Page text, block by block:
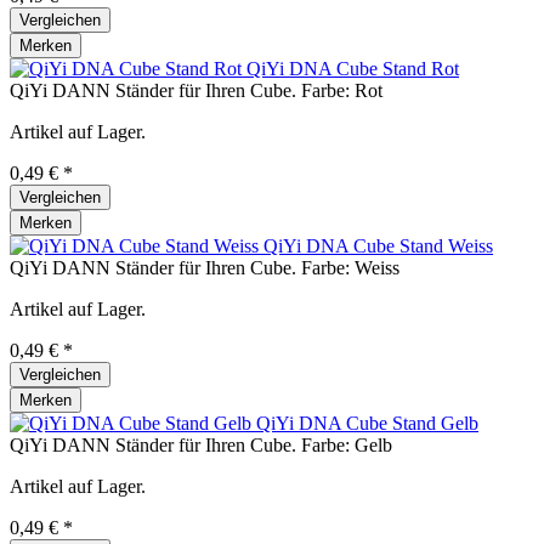
Vergleichen
Merken
QiYi DNA Cube Stand Rot
QiYi DANN Ständer für Ihren Cube. Farbe: Rot
Artikel auf Lager.
0,49 € *
Vergleichen
Merken
QiYi DNA Cube Stand Weiss
QiYi DANN Ständer für Ihren Cube. Farbe: Weiss
Artikel auf Lager.
0,49 € *
Vergleichen
Merken
QiYi DNA Cube Stand Gelb
QiYi DANN Ständer für Ihren Cube. Farbe: Gelb
Artikel auf Lager.
0,49 € *